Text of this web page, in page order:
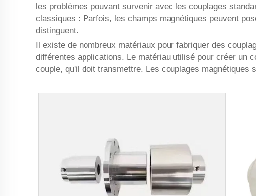
les problèmes pouvant survenir avec les couplages
classiques : Parfois, les champs magnétiques peuvent
distinguent.
Il existe de nombreux matériaux pour fabriquer des
différentes applications. Le matériau utilisé pour créer un
couple, qu'il doit transmettre. Les couplages